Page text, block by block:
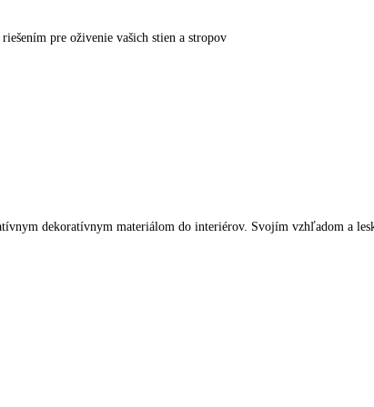
pre oživenie vašich stien a stropov
dekoratívnym materiálom do interiérov. Svojím vzhľadom a